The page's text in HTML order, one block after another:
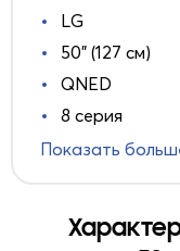
LG
50" (127 см)
QNED
8 серия
Показать